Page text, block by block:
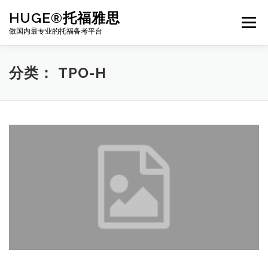
content
HUGE®托福雅思
做国内最专业的托福备考平台
Menu
TOEFL课程｜其他课程
托福题库登陆
分类： TPO-H